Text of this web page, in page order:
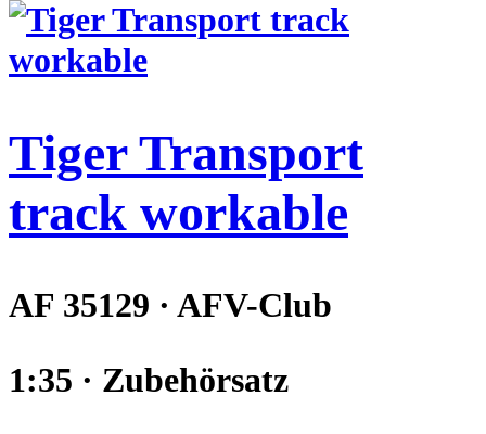
Tiger Transport
track workable
AF 35129 · AFV-Club
1:35 · Zubehörsatz